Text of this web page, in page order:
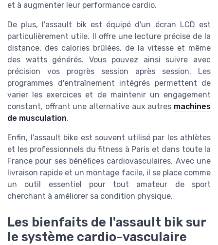
et à augmenter leur performance cardio.
De plus, l'assault bik est équipé d'un écran LCD est
particulièrement utile. Il offre une lecture précise de la
distance, des calories brûlées, de la vitesse et même
des watts générés. Vous pouvez ainsi suivre avec
précision vos progrès session après session. Les
programmes d'entraînement intégrés permettent de
varier les exercices et de maintenir un engagement
constant, offrant une alternative aux autres machines
de musculation.
Enfin, l'assault bike est souvent utilisé par les athlètes
et les professionnels du fitness à Paris et dans toute la
France pour ses bénéfices cardiovasculaires. Avec une
livraison rapide et un montage facile, il se place comme
un outil essentiel pour tout amateur de sport
cherchant à améliorer sa condition physique.
Les bienfaits de l'assault bik sur
le système cardio-vasculaire